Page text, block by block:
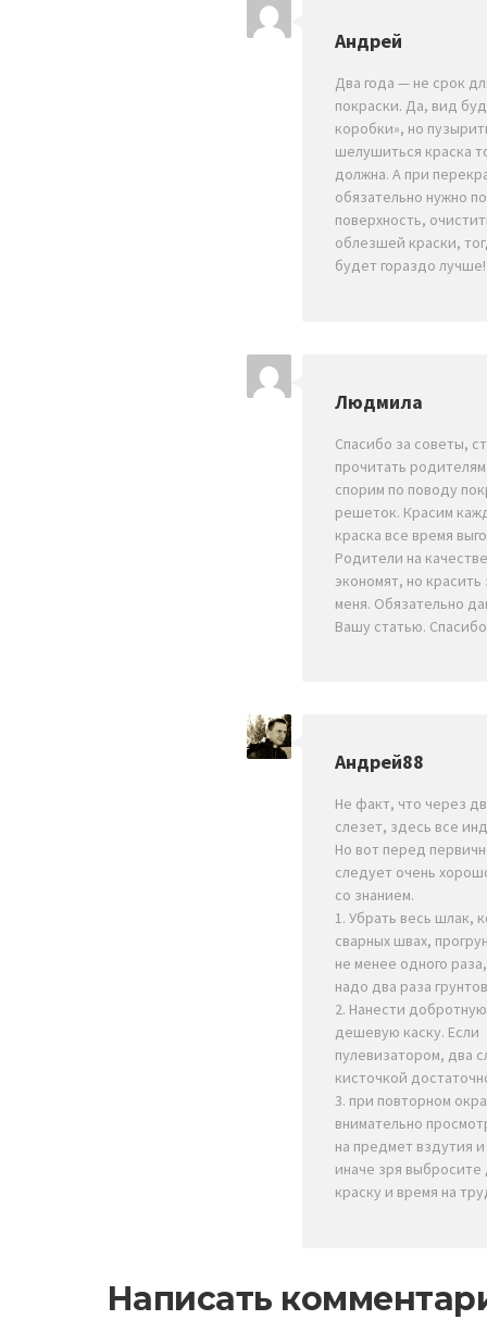
Андрей
Два года — не срок
покраски. Да, вид
коробки», но
шелушиться краска
должна. А при
обязательно нужно
поверхность,
облезшей краски,
будет гораздо лучше!
Людмила
Спасибо за советы,
прочитать
спорим по поводу
решеток. Красим
краска все время
Родители на
экономят, но красить
меня. Обязательно
Вашу статью.
Андрей88
Не факт, что через
слезет, здесь все
Но вот перед
следует очень
со знанием.
1. Убрать весь шлак,
сварных швах,
не менее одного
надо два раза
2. Нанести
дешевую каску. Если
пулевизатором, два
кисточкой
3. при повторном
внимательно
на предмет вздутия
иначе зря выбросите
краску и время на
Написать